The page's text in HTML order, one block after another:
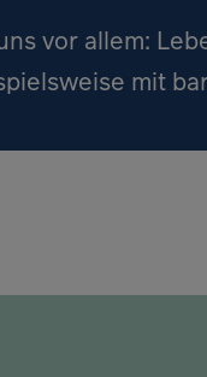
vor allem:
mit